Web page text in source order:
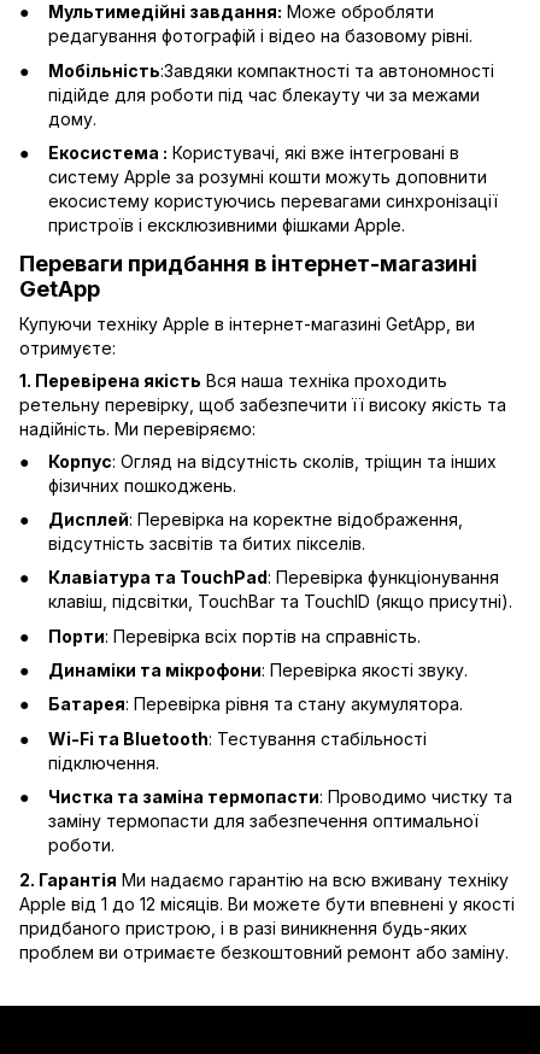
Мультимедійні завдання: Може обробляти
редагування фотографій і відео на базовому рівні.
Мобільність:Завдяки компактності та автономності
підійде для роботи під час блекауту чи за межами
дому.
Екосистема : Користувачі, які вже інтегровані в
систему Apple за розумні кошти можуть доповнити
екосистему користуючись перевагами синхронізації
пристроїв і ексклюзивними фішками Apple.
Переваги придбання в інтернет-магазині
GetApp
Купуючи техніку Apple в інтернет-магазині GetApp, ви
отримуєте:
1. Перевірена якість Вся наша техніка проходить
ретельну перевірку, щоб забезпечити її високу якість та
надійність. Ми перевіряємо:
Корпус: Огляд на відсутність сколів, тріщин та інших
фізичних пошкоджень.
Дисплей: Перевірка на коректне відображення,
відсутність засвітів та битих пікселів.
Клавіатура та TouchPad: Перевірка функціонування
клавіш, підсвітки, TouchBar та TouchID (якщо присутні).
Порти: Перевірка всіх портів на справність.
Динаміки та мікрофони: Перевірка якості звуку.
Батарея: Перевірка рівня та стану акумулятора.
Wi-Fi та Bluetooth: Тестування стабільності
підключення.
Чистка та заміна термопасти: Проводимо чистку та
заміну термопасти для забезпечення оптимальної
роботи.
2. Гарантія Ми надаємо гарантію на всю вживану техніку
Apple від 1 до 12 місяців. Ви можете бути впевнені у якості
придбаного пристрою, і в разі виникнення будь-яких
проблем ви отримаєте безкоштовний ремонт або заміну.